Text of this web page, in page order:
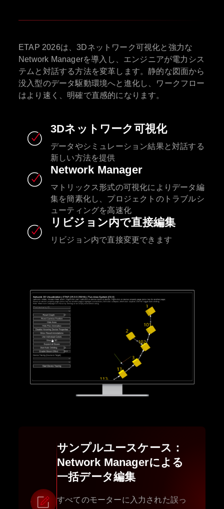
ETAP 2026は、3Dネットワーク可視化と強力な
Network Managerを導入し、エンジニアが電力シス
テムと対話する方法を変革します。静的な図面から
没入型のデータ駆動環境へと進化し、ワークフロー
はより速く、明確で直感的になります。
3Dネットワーク可視化
データやシミュレーション結果と対話する
新しい方法を提供
Network Manager
マトリックス形式の可視化によりデータ編
集を簡素化し、プロジェクトのトラブルシ
ューティングを高速化
リビジョン内で直接編集
リビジョン内で直接変更できます
サンプルユースケース：
Network Managerによる
一括データ編集
すべてのモーターに入力された誤っ